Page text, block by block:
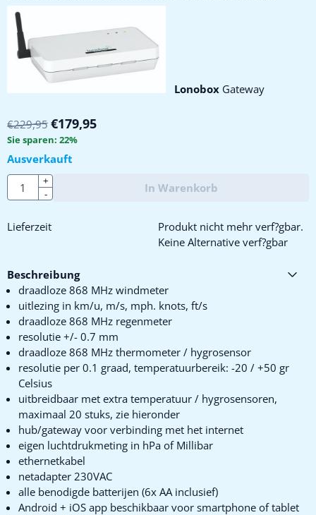
Lonobox Gateway
€229,95 €179,95
Sie sparen: 22%
Ausverkauft
Anzahl
+
-
In Warenkorb
Lieferzeit
Produkt nicht mehr verf?gbar.
Keine Alternative verf?gbar
Beschreibung
draadloze 868 MHz windmeter
uitlezing in km/u, m/s, mph. knots, ft/s
draadloze 868 MHz regenmeter
resolutie +/- 0.7 mm
draadloze 868 MHz thermometer / hygrosensor
resolutie per 0.1 graad, temperatuurbereik: -20 / +50 gr
Celsius
uitbreidbaar met extra temperatuur / hygrosensoren,
maximaal 20 stuks, zie hieronder
hub/gateway voor verbinding met het internet
eigen luchtdrukmeting in hPa of Millibar
ethernetkabel
netadapter 230VAC
alle benodigde batterijen (6x AA inclusief)
Android + iOS app beschikbaar voor smartphone of tablet